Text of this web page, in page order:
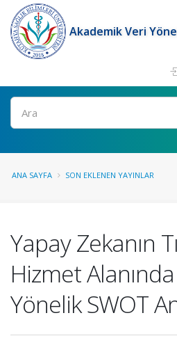
Akademik Veri
Ara
ANA SAYFA SON EKLENEN YAYINLAR
Yapay Zekanın
Hizmet
Yönelik SWOT